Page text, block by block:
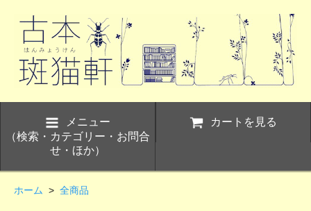
メニュー
（検索・カテゴリー・お問合
せ・ほか）
カートを見る
ホーム > 全商品